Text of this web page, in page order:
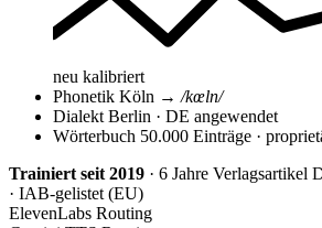
neu kalibriert
Phonetik Köln → /kœln/
Dialekt Berlin · DE angewendet
Wörterbuch 50.000 Einträge ·
Trainiert seit 2019 · 6 Jahre Verlagsartikel
· IAB-gelistet (EU)
ElevenLabs Routing